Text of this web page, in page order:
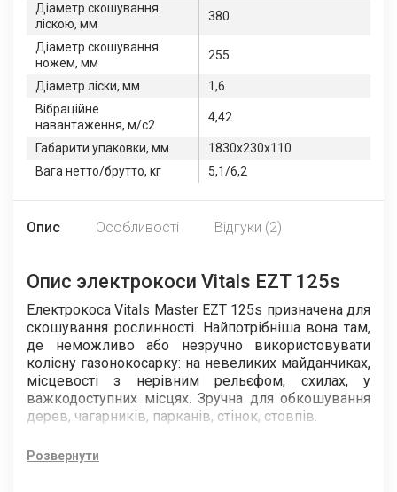
Діаметр скошування
ліскою, мм
380
Діаметр скошування
ножем, мм
255
Діаметр ліски, мм
1,6
Вібраційне
навантаження, м/с2
4,42
Габарити упаковки, мм
1830х230х110
Вага нетто/брутто, кг
5,1/6,2
Опис Особливості Відгуки (2)
Опис электрокоси Vitals EZT 125s
Електрокоса Vitals Master EZT 125s призначена для
скошування рослинності. Найпотрібніша вона там,
де неможливо або незручно використовувати
колісну газонокосарку: на невеликих майданчиках,
місцевості з нерівним рельєфом, схилах, у
важкодоступних місцях. Зручна для обкошування
дерев, чагарників, парканів, стінок, стовпів.
електрокоси Vitals Master EZT 125s дають змогу з
Розвернути